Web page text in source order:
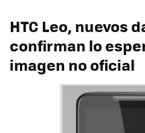
HTC Leo, nuevos
confirman lo
imagen no oficial